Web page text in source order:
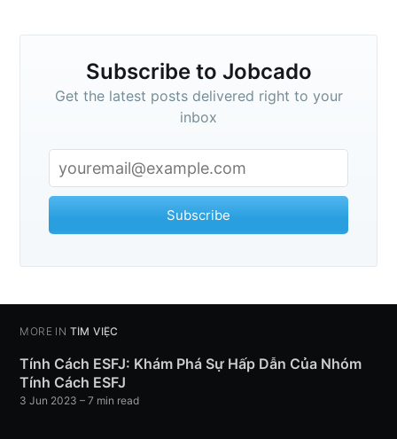
Subscribe to Jobcado
Get the latest posts delivered right to your
inbox
Subscribe
MORE IN TÌM VIỆC
Tính Cách ESFJ: Khám Phá Sự Hấp Dẫn Của Nhóm
Tính Cách ESFJ
3 Jun 2023 – 7 min read